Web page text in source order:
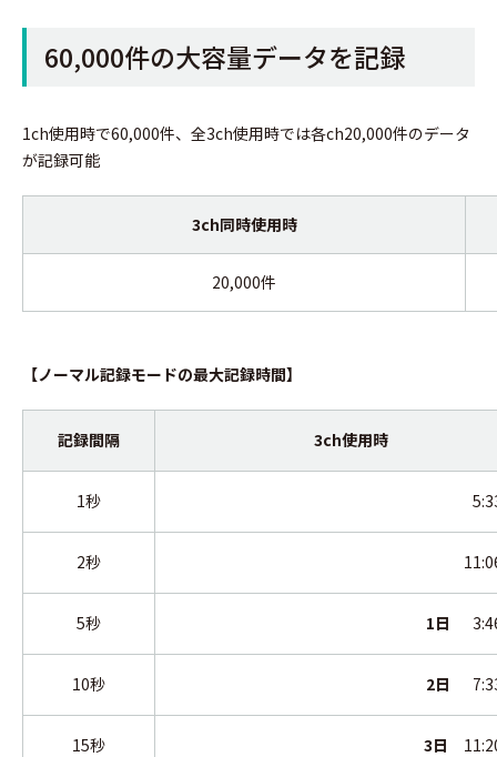
60,000件の大容量データを記録
1ch使用時で60,000件、全3ch使用時では各ch20,000件のデータ
が記録可能
3ch同時使用時
20,000件
【ノーマル記録モードの最大記録時間】
記録間隔 3ch使用時
1秒
2秒
5秒 1日
10秒 2日
15秒 3日